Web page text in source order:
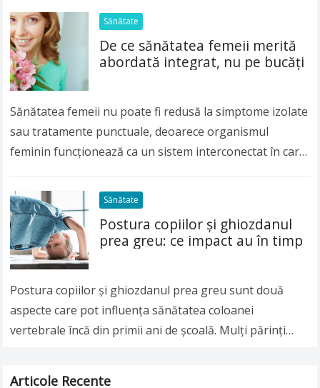
Sănătate
De ce sănătatea femeii merită
abordată integrat, nu pe bucăți
Sănătatea femeii nu poate fi redusă la simptome izolate
sau tratamente punctuale, deoarece organismul
feminin funcționează ca un sistem interconectat în care
viață…Read more
Sănătate
Postura copiilor și ghiozdanul
prea greu: ce impact au în timp
Postura copiilor și ghiozdanul prea greu sunt două
aspecte care pot influența sănătatea coloanei
vertebrale încă din primii ani de școală. Mulți părinți
Articole Recente